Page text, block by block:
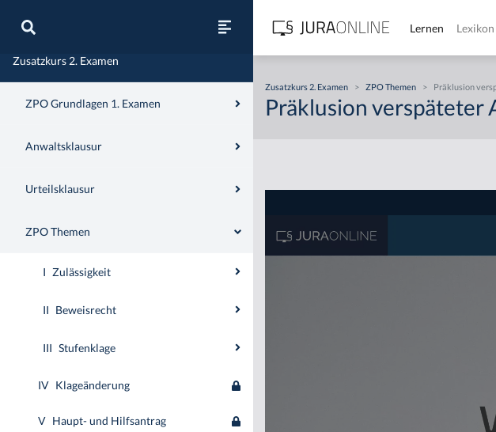
Jura richtig lernen
Zusatzkurs 2. Examen
ZPO Grundlagen 1. Examen
Anwaltsklausur
Urteilsklausur
ZPO Themen
I Zulässigkeit
II Beweisrecht
III Stufenklage
IV Klageänderung
V Haupt- und Hilfsantrag
Lernen Lexikon
Zusatzkurs 2. Examen > ZPO Themen > Präklusion
Präklusion verspäteter